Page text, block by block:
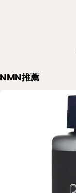
NMN推薦